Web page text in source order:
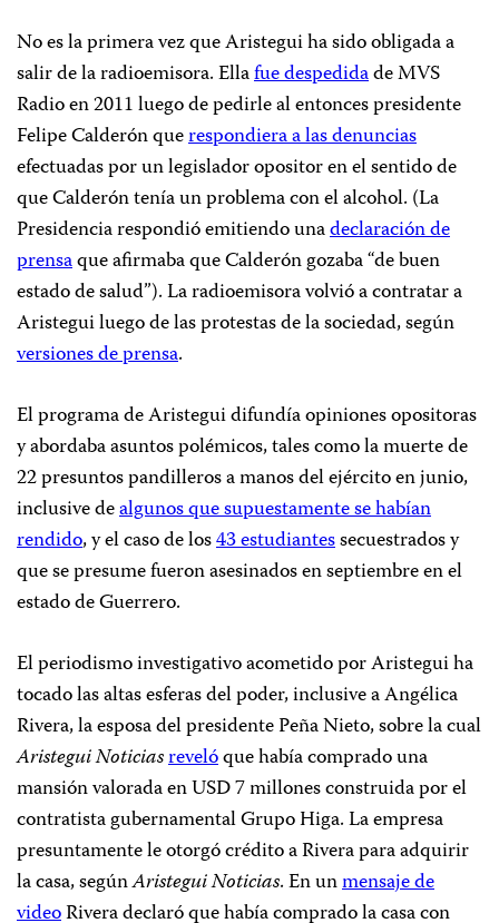
No es la primera vez que Aristegui ha sido obligada a
salir de la radioemisora. Ellafue despedidade MVS
Radio en 2011 luego de pedirle al entonces presidente
Felipe Calderón querespondiera a las denuncias
efectuadas por un legislador opositor en el sentido de
que Calderón tenía un problema con el alcohol. (La
Presidencia respondió emitiendo unadeclaración de
prensaque afirmaba que Calderón gozaba “de buen
estado de salud”). La radioemisora volvió a contratar a
Aristegui luego de las protestas de la sociedad, según
versiones de prensa.
El programa de Aristegui difundía opiniones opositoras
y abordaba asuntos polémicos, tales como la muerte de
22 presuntos pandilleros a manos del ejército en junio,
inclusive dealgunos que supuestamente se habían
rendido, y el caso de los43 estudiantessecuestrados y
que se presume fueron asesinados en septiembre en el
estado de Guerrero.
El periodismo investigativo acometido por Aristegui ha
tocado las altas esferas del poder, inclusive a Angélica
Rivera, la esposa del presidente Peña Nieto, sobre la cual
Aristegui Noticiasrevelóque había comprado una
mansión valorada en USD 7 millones construida por el
contratista gubernamental Grupo Higa. La empresa
presuntamente le otorgó crédito a Rivera para adquirir
la casa, segúnAristegui Noticias. En unmensaje de
videoRivera declaró que había comprado la casa con